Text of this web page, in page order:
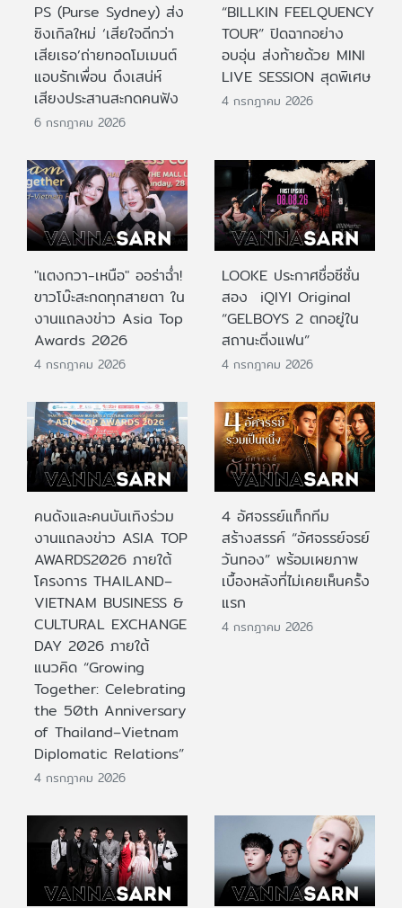
PS (Purse Sydney) ส่ง
ซิงเกิลใหม่ ‘เสียใจดีกว่า
เสียเธอ’ถ่ายทอดโมเมนต์
แอบรักเพื่อน ดึงเสน่ห์
เสียงประสานสะกดคนฟัง
6 กรกฎาคม 2026
“BILLKIN FEELQUENCY
TOUR” ปิดฉากอย่าง
อบอุ่น ส่งท้ายด้วย MINI
LIVE SESSION สุดพิเศษ
4 กรกฎาคม 2026
"แตงกวา-เหนือ" ออร่าฉ่ำ!
ขาวโบ๊ะสะกดทุกสายตา ใน
งานแถลงข่าว Asia Top
Awards 2026
4 กรกฎาคม 2026
LOOKE ประกาศชื่อซีซั่น
สอง iQIYI Original
“GELBOYS 2 ตกอยู่ใน
สถานะติ่งแฟน”
4 กรกฎาคม 2026
คนดังและคนบันเทิงร่วม
งานแถลงข่าว ASIA TOP
AWARDS2026 ภายใต้
โครงการ THAILAND–
VIETNAM BUSINESS &
CULTURAL EXCHANGE
DAY 2026 ภายใต้
แนวคิด “Growing
Together: Celebrating
the 50th Anniversary
of Thailand–Vietnam
Diplomatic Relations”
4 กรกฎาคม 2026
4 อัศจรรย์แท็กทีม
สร้างสรรค์ “อัศจรรย์จรย์
วันทอง” พร้อมเผยภาพ
เบื้องหลังที่ไม่เคยเห็นครั้ง
แรก
4 กรกฎาคม 2026